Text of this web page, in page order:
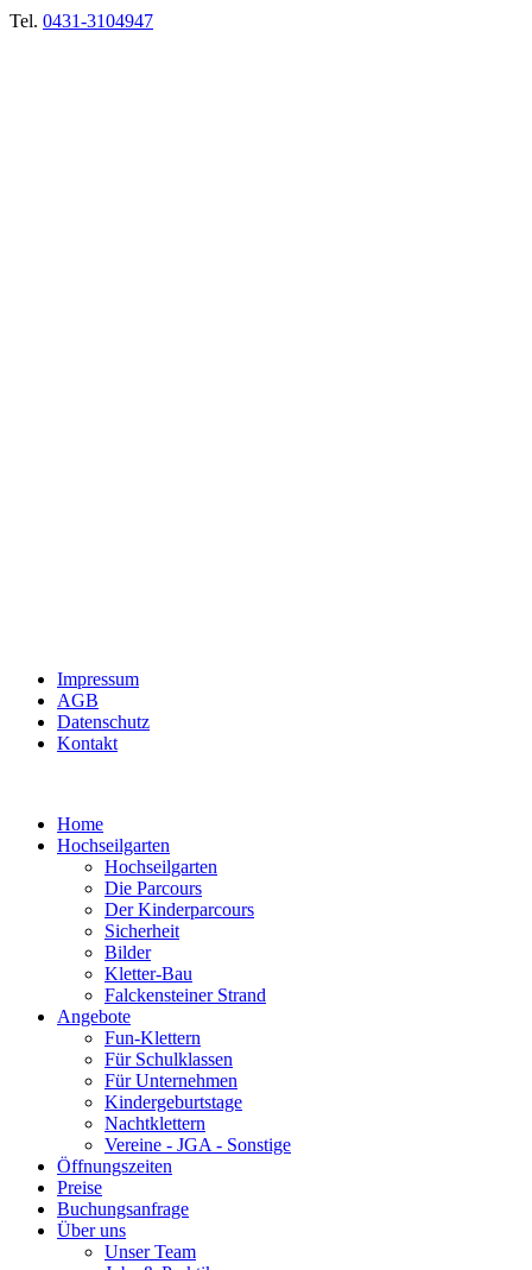
Tel. 0431-3104947
Impressum
AGB
Datenschutz
Kontakt
Home
Hochseilgarten
Hochseilgarten
Die Parcours
Der Kinderparcours
Sicherheit
Bilder
Kletter-Bau
Falckensteiner Strand
Angebote
Fun-Klettern
Für Schulklassen
Für Unternehmen
Kindergeburtstage
Nachtklettern
Vereine - JGA - Sonstige
Öffnungszeiten
Preise
Buchungsanfrage
Über uns
Unser Team